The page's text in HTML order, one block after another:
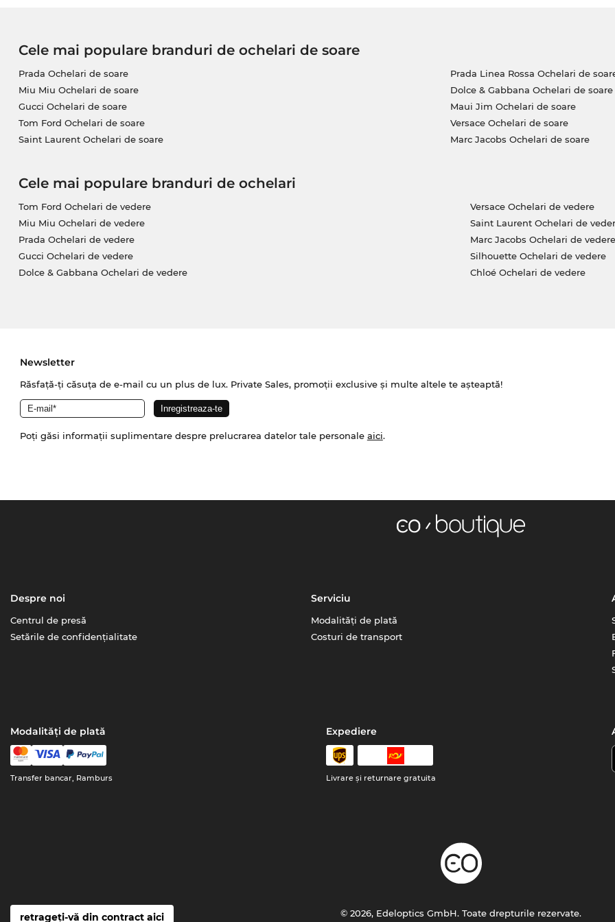
Cele mai populare branduri de ochelari de soare
Prada Ochelari de soare
Miu Miu Ochelari de soare
Gucci Ochelari de soare
Tom Ford Ochelari de soare
Saint Laurent Ochelari de soare
Prada Linea Rossa Ochelari de
Dolce & Gabbana Ochelari de soare
Maui Jim Ochelari de soare
Versace Ochelari de soare
Marc Jacobs Ochelari de soare
Cele mai populare branduri de ochelari
Tom Ford Ochelari de vedere
Miu Miu Ochelari de vedere
Prada Ochelari de vedere
Gucci Ochelari de vedere
Dolce & Gabbana Ochelari de vedere
Versace Ochelari de vedere
Saint Laurent Ochelari de
Marc Jacobs Ochelari de vedere
Silhouette Ochelari de vedere
Chloé Ochelari de vedere
Newsletter
Răsfață-ți căsuța de e-mail cu un plus de lux. Private Sales, promoții exclusive și multe altele te așteaptă!
Poți găsi informații suplimentare despre prelucrarea datelor tale personale aici.
Despre noi
Centrul de presă
Setările de confidențialitate
Serviciu
Modalități de plată
Costuri de transport
Modalități de plată
Transfer bancar, Ramburs
Expediere
Livrare şi returnare gratuita
retrageți-vă din contract aici © 2026, Edeloptics GmbH. Toate drepturile rezervate.